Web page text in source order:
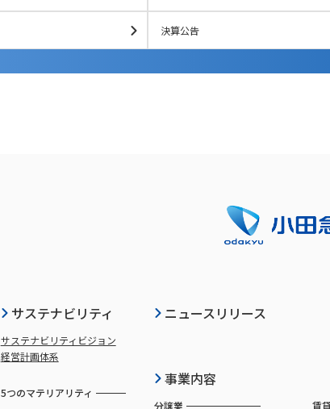
決算公告
サステナビリティ
サステナビリティビジョン
経営計画体系
5つのマテリアリティ
ニュースリリース
事業内容
分譲業 賃